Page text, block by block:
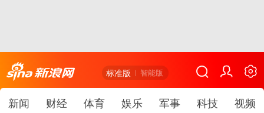
标准版 智能版
新闻 财经 体育 娱乐 军事 科技
视频